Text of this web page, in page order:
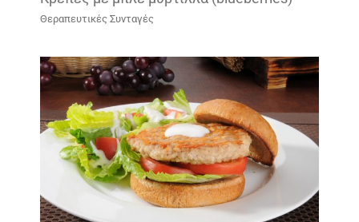
Θεραπευτικές Συνταγές